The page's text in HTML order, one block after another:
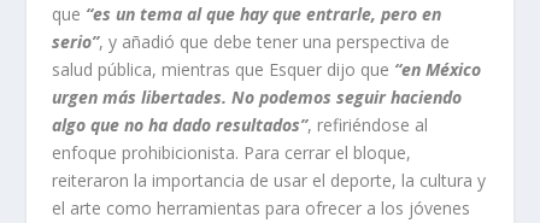
que “es un tema al que hay que entrarle, pero en
serio”, y añadió que debe tener una perspectiva de
salud pública, mientras que Esquer dijo que “en México
urgen más libertades. No podemos seguir haciendo
algo que no ha dado resultados”, refiriéndose al
enfoque prohibicionista. Para cerrar el bloque,
reiteraron la importancia de usar el deporte, la cultura y
el arte como herramientas para ofrecer a los jóvenes